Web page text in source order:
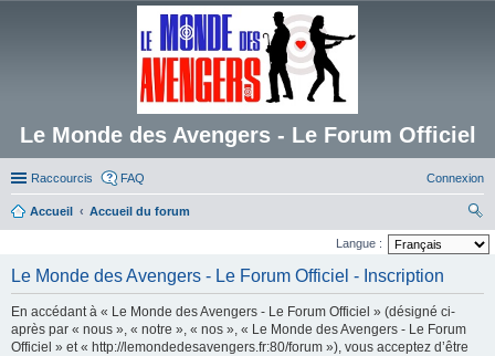
Le Monde des Avengers - Le Forum Officiel
Raccourcis FAQ Connexion
Accueil
Accueil du forum
ec
ch
Langue :
Le Monde des Avengers - Le Forum Officiel - Inscription
En accédant à « Le Monde des Avengers - Le Forum Officiel » (désigné ci-
après par « nous », « notre », « nos », « Le Monde des Avengers - Le Forum
Officiel » et « http://lemondedesavengers.fr:80/forum »), vous acceptez d’être